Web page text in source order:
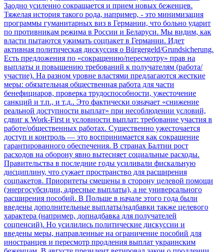
Заодно усиленно сокращается и прием новых беженцев.
Тяжелая история такого рода, например, - это минимизация
программы гуманитарных виз в Германии, что больно ударит
по противникам режима в России и Беларуси. Мы видим, как
власти пытаются ужимать соцпакет в Германии. Идет
активная политическая дискуссия о Bürgergeld/Grundsicherung.
Есть предложения по «сокращению/пересмотру» прав на
выплаты и повышению требований к получателям (работа/
участие). На разном уровне властями предлагаются жесткие
меры: обязательная общественная работа для части
бенефициаров, проверка трудоспособности, ужесточение
санкций и т.п., и т.д.. Это фактически означает «снижение
реальной доступности выплат» при несоблюдении условий,
сдвиг к Work-First и условности выплат: требование участия в
работе/общественных работах. Существенно ужесточается
доступ и контроль — это воспринимается как сокращение
гарантированного обеспечения. В странах Балтии рост
расходов на оборону явно вытесняет социальные расходы.
Правительства в последние годы усиливали фискальную
дисциплину, что сужает пространство для расширения
соцпакетов. Приоритеты смещены в сторону целевой помощи
(энергосубсидии, адресные выплаты), а не универсального
расширения пособий. В Польше в начале этого года были
введены дополнительные выплаты/надбавки также целевого
характера (например, допнадбавка для получателей
соцпенсий). Но усилились политические дискуссии и
введены меры, направленные на ограничение пособий для
иностранцев и пересмотр продления выплат украинским